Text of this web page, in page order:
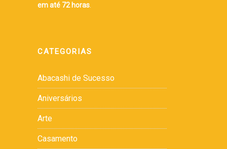
em até 72 horas
CATEGORIAS
Abacashi de Sucesso
Aniversários
Arte
Casamento